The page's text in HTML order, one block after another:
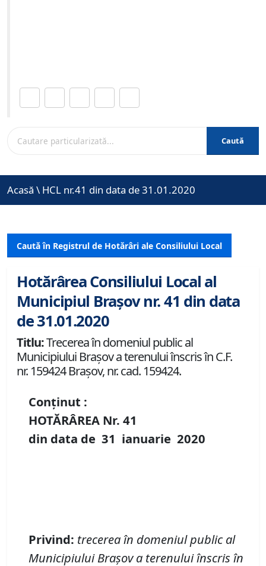
Caută
Acasă \ HCL nr.41 din data de 31.01.2020
Caută în Registrul de Hotărâri ale Consiliului Local
Hotărârea Consiliului Local al
Municipiul Brașov nr. 41 din data
de 31.01.2020
Titlu:Trecerea în domeniul public al
Municipiului Braşov a terenului înscris în C.F.
nr. 159424 Brașov, nr. cad. 159424.
Conținut :
HOTĂRÂREA Nr. 41
din data de 31 ianuarie 2020
Privind: trecerea în domeniul public al
Municipiului Braşov a terenului înscris în